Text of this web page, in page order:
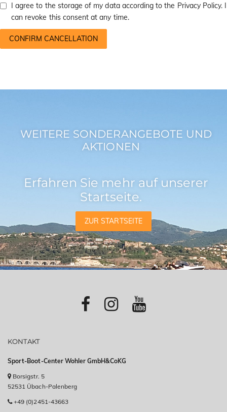
n
I agree to the storage of my data according to the Privacy Policy. I
can revoke this consent at any time.
CONFIRM CANCELLATION
WEITERE SONDERANGEBOTE UND
AKTIONEN
Erfahren Sie mehr auf unserer
Startseite.
ZUR STARTSEITE
KONTAKT
Sport-Boot-Center Wohler GmbH&CoKG
Borsigstr. 5
52531 Übach-Palenberg
+49 (0)2451-43663